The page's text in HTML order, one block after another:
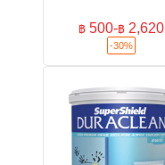
฿ 500-฿ 2,620
-30%